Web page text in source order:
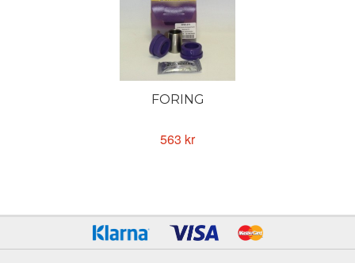
FORING
563 kr